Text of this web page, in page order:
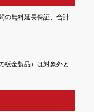
の無料延長保証、合計
板金製品）は対象外と